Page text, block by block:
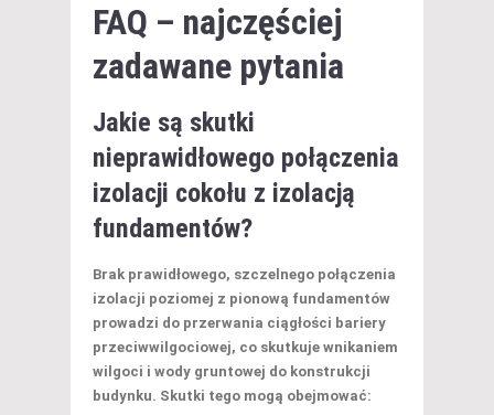
FAQ – najczęściej
zadawane pytania
Jakie są skutki
nieprawidłowego połączenia
izolacji cokołu z izolacją
fundamentów?
Brak prawidłowego, szczelnego połączenia
izolacji poziomej z pionową fundamentów
prowadzi do przerwania ciągłości bariery
przeciwwilgociowej, co skutkuje wnikaniem
wilgoci i wody gruntowej do konstrukcji
budynku. Skutki tego mogą obejmować: